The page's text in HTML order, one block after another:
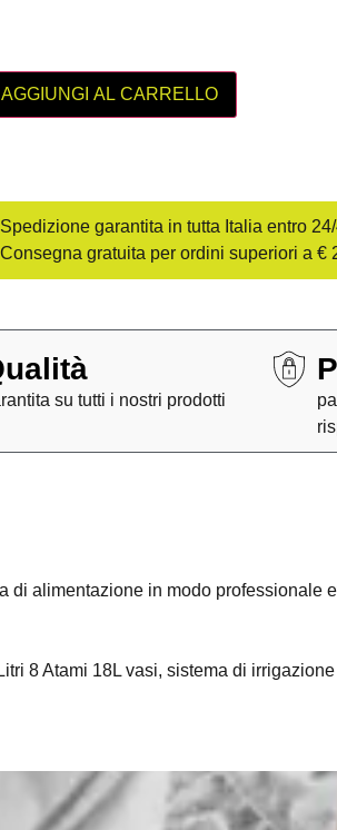
AGGIUNGI AL CARRELLO
Spedizione garantita in tutta Italia entro
Consegna gratuita per ordini superiori a €
su tutti i nostri prodotti
alimentazione in modo professionale
8 Atami 18L vasi, sistema di